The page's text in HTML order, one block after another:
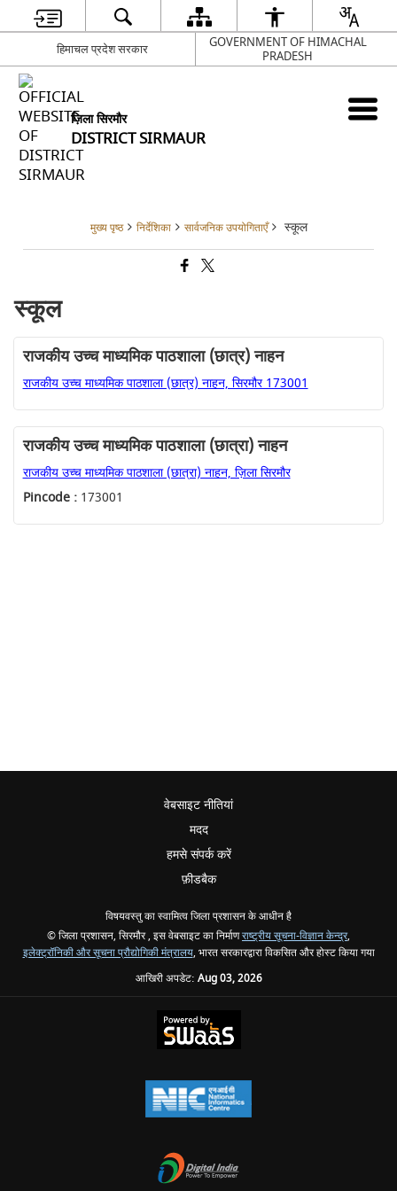
हिमाचल प्रदेश सरकार
GOVERNMENT OF HIMACHAL
PRADESH
ज़िला सिरमौर
DISTRICT SIRMAUR
मुख्य पृष्ठ निर्देशिका सार्वजनिक उपयोगिताएँ स्कूल
स्कूल
राजकीय उच्च माध्यमिक पाठशाला (छात्र) नाहन
राजकीय उच्च माध्यमिक पाठशाला (छात्र) नाहन, सिरमौर 173001
राजकीय उच्च माध्यमिक पाठशाला (छात्रा) नाहन
राजकीय उच्च माध्यमिक पाठशाला (छात्रा) नाहन, ज़िला सिरमौर
Pincode :173001
वेबसाइट नीतियां
मदद
हमसे संपर्क करें
फ़ीडबैक
विषयवस्तु का स्वामित्व जिला प्रशासन के आधीन है
© जिला प्रशासन, सिरमौर , इस वेबसाइट का निर्माणराष्ट्रीय सूचना-विज्ञान केन्द्र,
इलेक्‍ट्रॉनिकी और सूचना प्रौद्योगिकी मंत्रालय, भारत सरकारद्वारा विकसित और होस्ट किया गया
आखिरी अपडेट: Aug 03, 2026